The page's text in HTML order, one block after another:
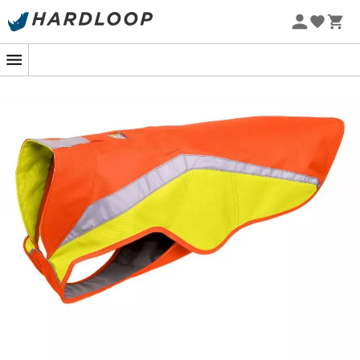
Promos d'été 🔥 -5 % EXTRA dès 2 produits* code Summer5
-5% Extra - Code Summer5
Pour que toutou brille même sous la pluie
Que vous soyez en train de planifier une randonnée
nocturne ou simplement une balade sous la pluie, la
Lumenglow, cette